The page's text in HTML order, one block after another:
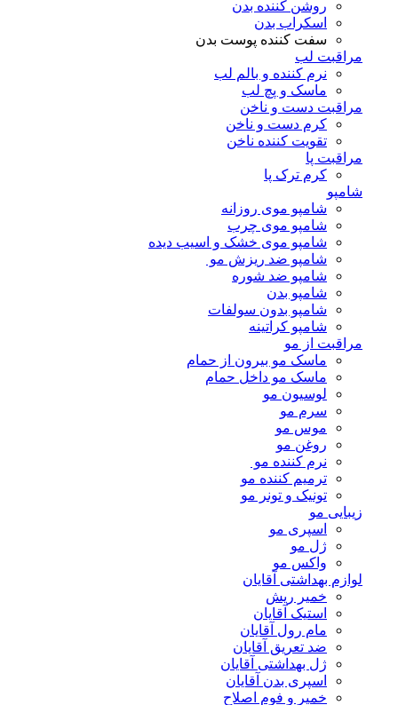
روشن کننده بدن
اسکراب بدن
سفت کننده پوست بدن
مراقبت لب
نرم کننده و بالم لب
ماسک و پچ لب
مراقبت دست و ناخن
کرم دست و ناخن
تقویت کننده ناخن
مراقبت پا
کرم ترک پا
شامپو
شامپو موی روزانه
شامپو موی چرب
شامپو موی خشک و اسیب دیده
شامپو ضد ریزش مو
شامپو ضد شوره
شامپو بدن
شامپو بدون سولفات
شامپو کراتینه
مراقبت از مو
ماسک مو بیرون از حمام
ماسک مو داخل حمام
لوسیون مو
سرم مو
موس مو
روغن مو
نرم کننده مو
ترمیم کننده مو
تونیک و تونر مو
زیبایی مو
اسپری مو
ژل مو
واکس مو
لوازم بهداشتی آقایان
خمیر ریش
استیک آقایان
مام رول آقایان
ضد تعریق آقایان
ژل بهداشتی آقایان
اسپری بدن آقایان
خمیر و فوم اصلاح